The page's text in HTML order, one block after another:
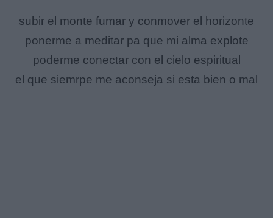
subir el monte fumar y conmover el horizonte
ponerme a meditar pa que mi alma explote
poderme conectar con el cielo espiritual
el que siemrpe me aconseja si esta bien o mal